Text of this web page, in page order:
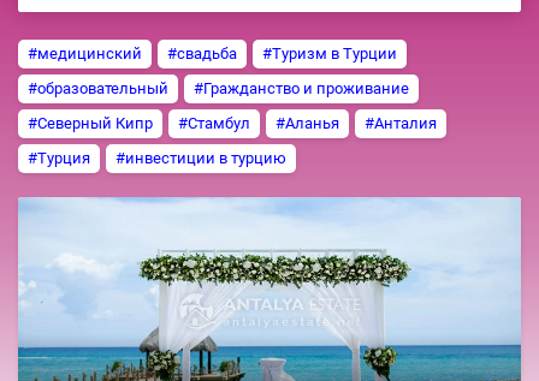
#медицинский #свадьба
#Туризм в Турции
#образовательный
#Гражданство и проживание
#Северный Кипр
#Стамбул #Аланья
#Анталия
#Турция
#инвестиции в турцию